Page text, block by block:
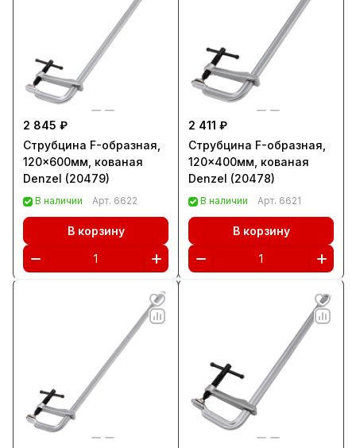
2 845 ₽
Струбцина F-образная,
120x600мм, кованая
Denzel (20479)
В наличии Арт. 6622
В корзину
2 411 ₽
Струбцина F-образная,
120x400мм, кованая
Denzel (20478)
В наличии Арт. 6621
В корзину